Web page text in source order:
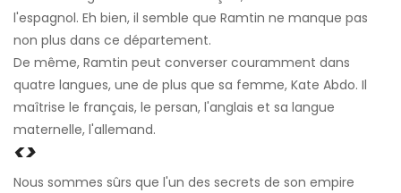
l'espagnol. Eh bien, il semble que Ramtin ne manque pas
non plus dans ce département.
De même, Ramtin peut converser couramment dans
quatre langues, une de plus que sa femme, Kate Abdo. Il
maîtrise le français, le persan, l'anglais et sa langue
maternelle, l'allemand.
<>
Nous sommes sûrs que l'un des secrets de son empire